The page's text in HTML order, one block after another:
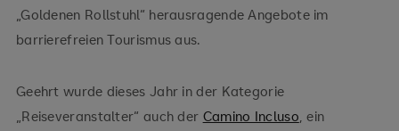
„Goldenen Rollstuhl“ herausragende Angebote im
barrierefreien Tourismus aus.
Geehrt wurde dieses Jahr in der Kategorie
„Reiseveranstalter“ auch der Camino Incluso, ein